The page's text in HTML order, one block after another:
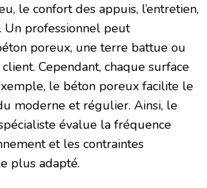
le confort des appuis, l’entretien,
professionnel peut
poreux, une terre battue ou
Cependant, chaque surface
le béton poreux facilite le
moderne et régulier. Ainsi, le
évalue la fréquence
et les contraintes
plus adapté.